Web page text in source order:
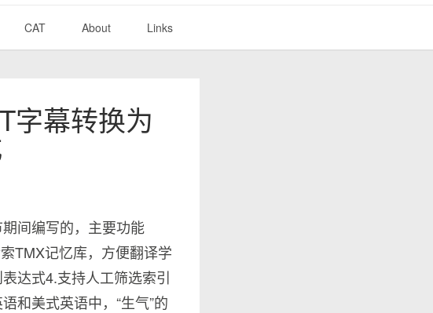
CAT About Links
字幕转换为
间编写的，主要功能
TMX记忆库，方便翻译学
达式4.支持人工筛选索引
和美式英语中，“生气”的